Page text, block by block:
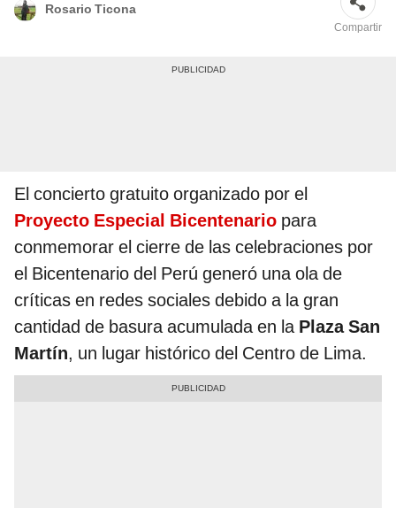
Rosario Ticona
Compartir
El concierto gratuito organizado por el
Proyecto Especial Bicentenario para
conmemorar el cierre de las celebraciones por
el Bicentenario del Perú generó una ola de
críticas en redes sociales debido a la gran
cantidad de basura acumulada en la Plaza San
Martín, un lugar histórico del Centro de Lima.